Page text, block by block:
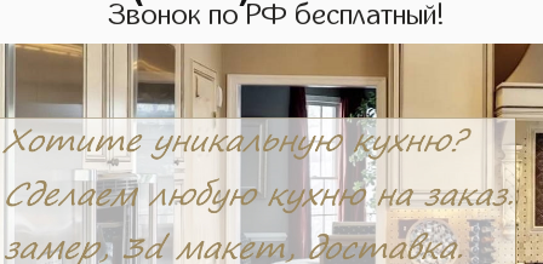
Звонок по РФ бесплатный!